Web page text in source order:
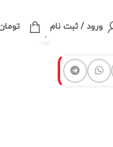
ورود / ثبت نام
0